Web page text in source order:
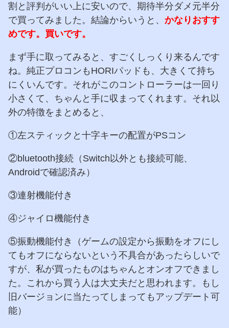
割と評判がいい上に安いので、期待半分ダメ元半分
で買ってみました。結論からいうと、 かなりおすす
めです。買いです。
まず手に取ってみると、すごくしっくり来るんです
ね。純正プロコンもHORIパッドも、大きくて持ち
にくいんです。それがこのコントローラーは一回り
小さくて、ちゃんと手に収まってくれます。それ以
外の特徴をまとめると、
①左スティックと十字キーの配置がPSコン
②bluetooth接続（Switch以外とも接続可能、
Androidで確認済み）
③連射機能付き
④ジャイロ機能付き
⑤振動機能付き（ゲームの設定から振動をオフにし
てもオフにならないという不具合があったらしいで
すが、私が買ったものはちゃんとオンオフできまし
た。これから買う人は大丈夫だと思われます。もし
旧バージョンに当たってしまってもアップデート可
能）